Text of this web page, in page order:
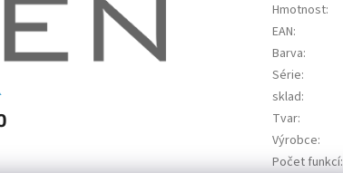
Hmotnost:
EAN:
Barva:
Série:
sklad:
Tvar:
Výrobce:
Počet funkcí: